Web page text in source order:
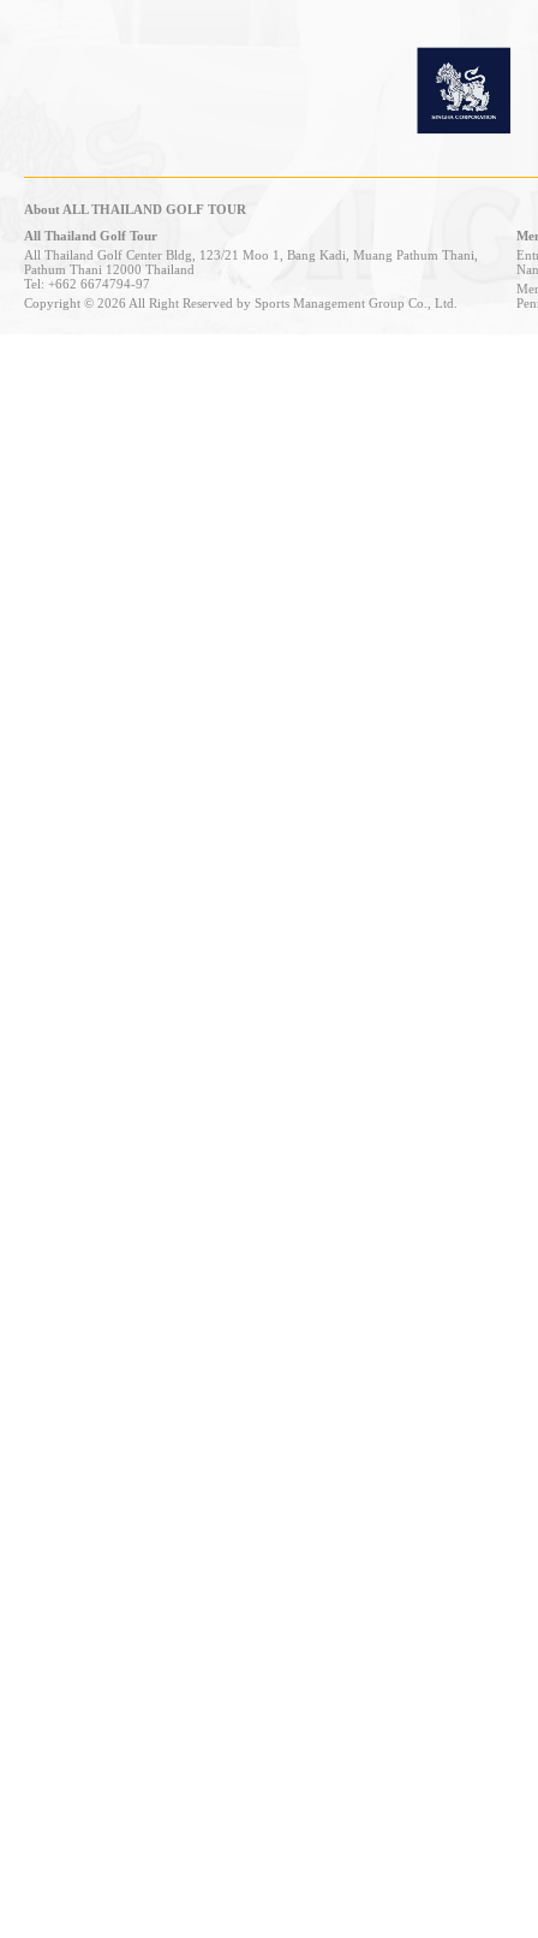
About ALL THAILAND GOLF TOUR
All Thailand Golf Tour
All Thailand Golf Center Bldg, 123/21 Moo 1, Bang Kadi, Muang Pathum Thani,
Pathum Thani 12000 Thailand
Tel: +662 6674794-97
Copyright © 2026 All Right Reserved by Sports Management Group Co., Ltd.